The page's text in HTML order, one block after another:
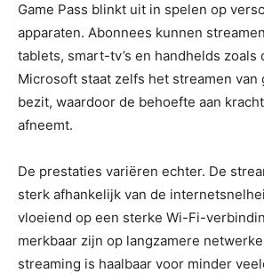
Game Pass blinkt uit in spelen op
apparaten. Abonnees kunnen
tablets, smart-tv’s en handhelds zoals
Microsoft staat zelfs het streamen van
bezit, waardoor de behoefte aan
afneemt.
De prestaties variëren echter. De
sterk afhankelijk van de
vloeiend op een sterke Wi-Fi-
merkbaar zijn op langzamere
streaming is haalbaar voor minder